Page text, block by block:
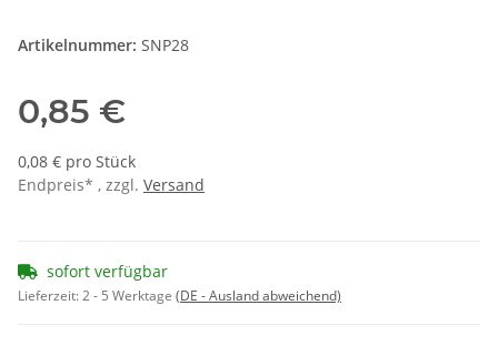
Artikelnummer: SNP28
0,85 €
0,08 € pro Stück
Endpreis* , zzgl. Versand
sofort verfügbar
Lieferzeit:2 - 5 Werktage (DE - Ausland abweichend)